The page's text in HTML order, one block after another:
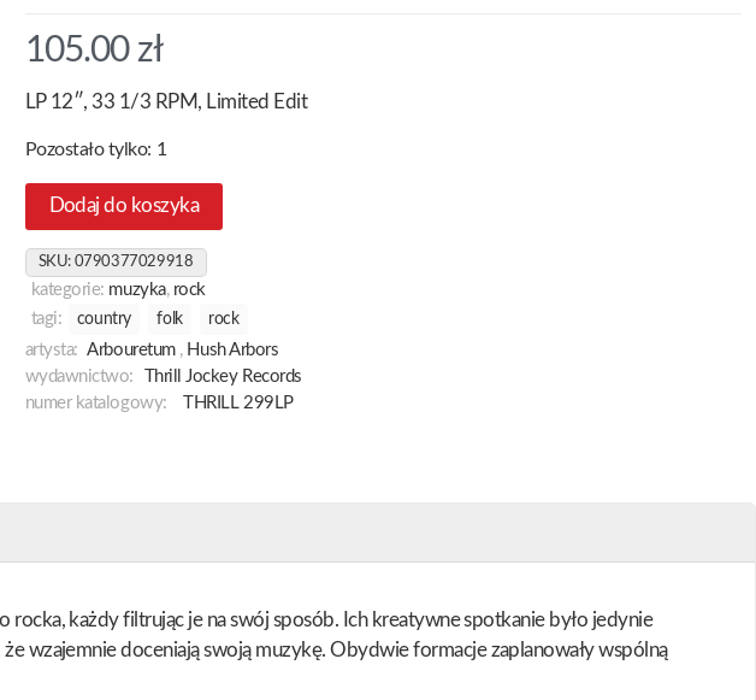
105.00 zł
LP 12″, 33 1/3 RPM, Limited Edit
Pozostało tylko: 1
Dodaj do koszyka
SKU: 0790377029918
kategorie: muzyka, rock
tagi:
country folk rock
artysta: Arbouretum, Hush Arbors
wydawnictwo:
Thrill Jockey Records
numer katalogowy:
THRILL 299LP
każdy filtrując je na swój sposób. Ich kreatywne spotkanie było jedynie
wzajemnie doceniają swoją muzykę. Obydwie formacje zaplanowały wspólną